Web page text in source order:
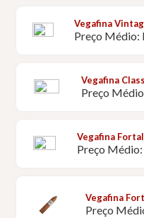
Vegafina
Preço Médio:
Vegafina
Preço
Vegafina
Preço
Vegafina
Preço